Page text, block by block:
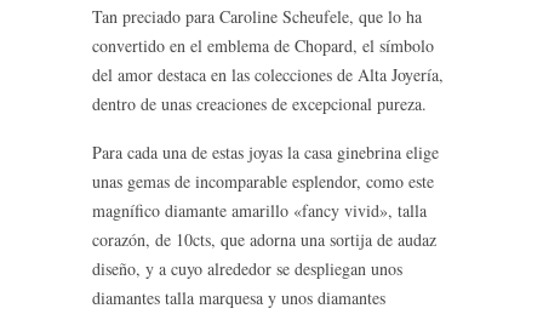
Tan preciado para Caroline Scheufele, que lo ha
convertido en el emblema de Chopard, el símbolo
del amor destaca en las colecciones de Alta Joyería,
dentro de unas creaciones de excepcional pureza.
Para cada una de estas joyas la casa ginebrina elige
unas gemas de incomparable esplendor, como este
magnífico diamante amarillo «fancy vivid», talla
corazón, de 10cts, que adorna una sortija de audaz
diseño, y a cuyo alrededor se despliegan unos
diamantes talla marquesa y unos diamantes